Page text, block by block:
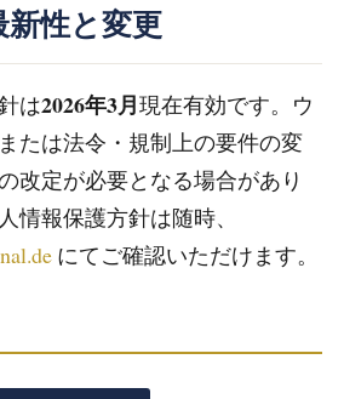
性と変更
は2026年3月現在有効です。ウ
たは法令・規制上の要件の変
改定が必要となる場合があり
情報保護方針は随時、
にてご確認いただけます。